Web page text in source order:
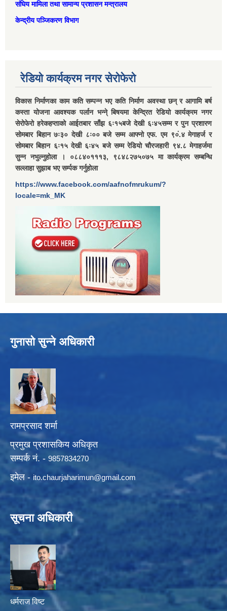
संघिय मामिला तथा सामान्‍य प्रशासन मन्त्रालय
केन्द्रीय पञ्जिकरण विभाग
रेडियो कार्यक्रम नगर सेरोफेरो
विकास निर्माणका काम कति सम्पन्न भए कति निर्माण अवस्था छन् र आगामि बर्ष
कस्ता योजना आवश्यक पर्लान भन्ने् बिषयमा केन्द्रित रेडियो कार्यक्रम नगर
सेरोफेरो हरेकहप्ताको आईतबार साँझ ६ः१५बजे देखी ६ः४५सम्म र पुन प्रशारण
सोमबार बिहान ७ः३० देखी ८ः०० बजे सम्म आफ्नो एफ. एम ९०ं.४ मेगाहर्ज र
सोमबार बिहान ६ः१५ देखी ६ः४५ बजे सम्म रेडियो चौरजहारी ९४.८ मेगाहर्जमा
सुन्न नभुल्नुहोला । ०८८४०१११३, ९८४८२७५०७५ मा कार्यक्रम सम्बन्धि
सल्लाहा सुझाब भए सर्म्पक गर्नुहोला
https://www.facebook.com/aafnofmrukum/?
locale=mk_MK
गुनासो सुन्ने अधिकारी
रामप्रसाद शर्मा
प्रमुख प्रशासकिय अधिकृत
सम्पर्क नं. - 9857834270
इमेल - ito.chaurjaharimun@gmail.com
सूचना अधिकारी
धर्मराज विष्ट